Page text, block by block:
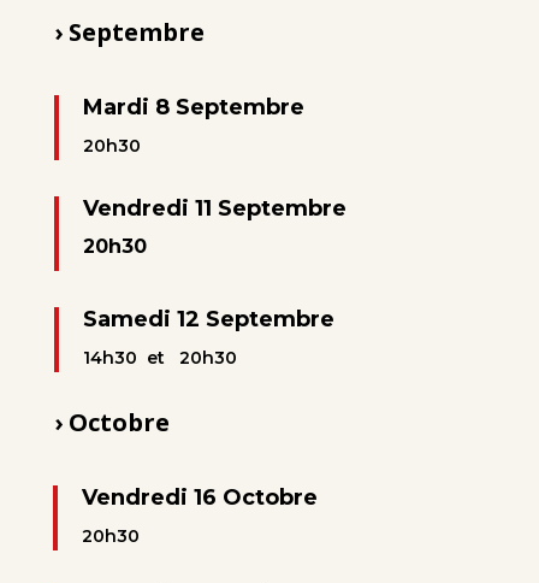
› Septembre
Mardi 8 Septembre
20h30
Vendredi 11 Septembre
20h30
Samedi 12 Septembre
14h30 et 20h30
› Octobre
Vendredi 16 Octobre
20h30